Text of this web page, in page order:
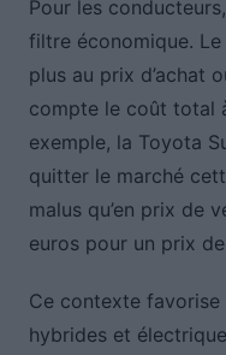
Pour les
filtre économique. Le
plus au prix d’achat
compte le coût total
exemple, la Toyota
quitter le marché
malus qu’en prix de
euros pour un prix
Ce contexte
hybrides et